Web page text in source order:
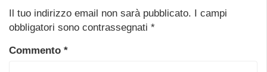
Il tuo indirizzo email non sarà pubblicato. I campi
obbligatori sono contrassegnati *
Commento *